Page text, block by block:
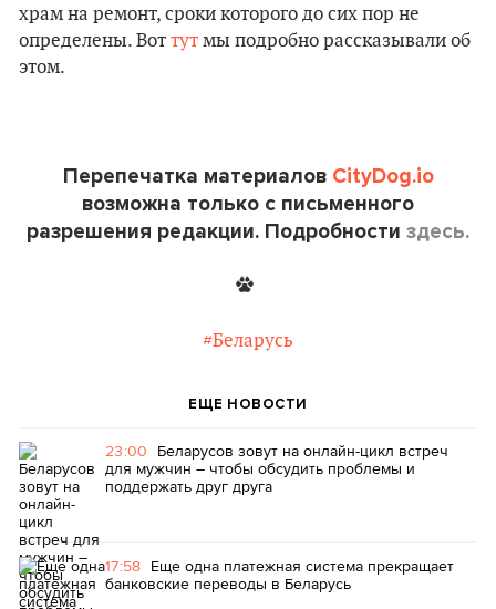
храм на ремонт, сроки которого до сих пор не
определены. Вот тут мы подробно рассказывали об
этом.
Перепечатка материалов CityDog.io
возможна только с письменного
разрешения редакции. Подробности здесь.
#Беларусь
ЕЩЕ НОВОСТИ
23:00 Беларусов зовут на онлайн-цикл встреч
для мужчин – чтобы обсудить проблемы и
поддержать друг друга
17:58 Еще одна платежная система прекращает
банковские переводы в Беларусь